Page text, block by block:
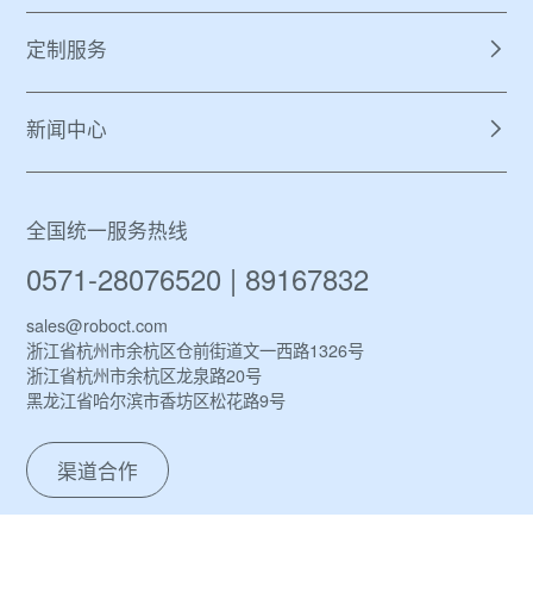
定制服务
新闻中心
全国统一服务热线
0571-28076520 | 89167832
sales@roboct.com
浙江省杭州市余杭区仓前街道文一西路1326号
浙江省杭州市余杭区龙泉路20号
黑龙江省哈尔滨市香坊区松花路9号
渠道合作